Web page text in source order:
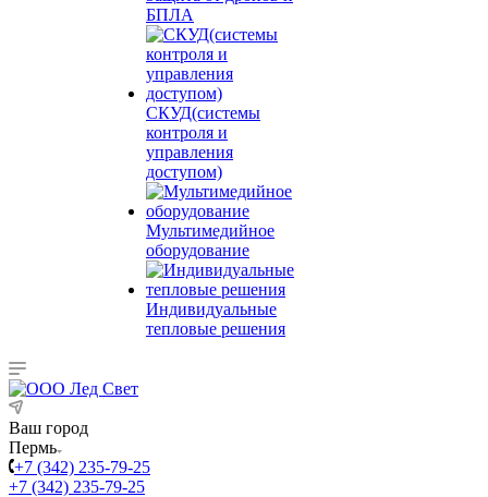
БПЛА
СКУД(системы
контроля и
управления
доступом)
Мультимедийное
оборудование
Индивидуальные
тепловые решения
Ваш город
Пермь
+7 (342) 235-79-25
+7 (342) 235-79-25